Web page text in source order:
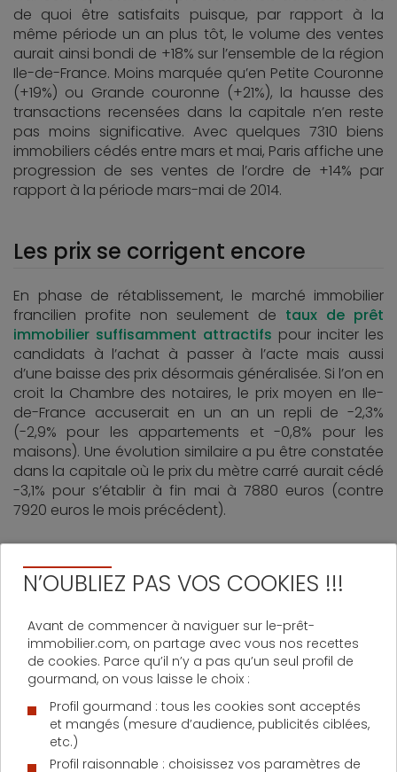
de quoi être satisfaits puisque, par rapport à la
même période un an plus tôt, le volume des ventes
aurait ainsi bondi de +18% sur l’ensemble de la région
Ile-de-France. Moins marquée qu’en Petite Couronne
(+19%) ou Grande couronne (+21%), la hausse des
transactions recensées dans la capitale n’en reste
pas moins significative. Avec quelques 7310 biens
immobiliers cédés entre mars et mai, Paris affiche une
progression de ses ventes de l’ordre de +14% par
rapport à la période mars-mai de 2014.
Les prix se corrigent encore
En phase de rétablissement, le marché immobilier
francilien profite non seulement de taux de prêt
immobilier suffisamment attractifs pour inciter les
candidats à l’achat à passer à l’acte mais aussi
d’une baisse des prix désormais généralisée. Si l’on en
croit la Chambre des notaires, le prix moyen en Ile-
de-France accuserait en un an un repli de -2,3%
(-2,9% pour les appartements et -0,8% pour les
maisons). Une évolution similaire a pu être constatée
dans la capitale où le prix du mètre carré aurait cédé
-3,1% pour s’établir à fin mai à 7880 euros (contre
7920 euros le mois précédent).
La hausse des prix attendue pour
la rentrée
Sur le front des prévisions à court terme, les notaires
tablent sur un retour à la hausse des prix alimenté
par un volume de ventes toujours en progression. A
Paris, face au retour des acheteurs, le prix des
logements anciens pourrait gagner +1,6% dès le mois
de septembre, repassant ainsi au-dessus de la barre
symbolique des 8000 euros le mètre carré (8030
N’OUBLIEZ PAS VOS COOKIES !!!
Avant de commencer à naviguer sur le-prêt-
immobilier.com, on partage avec vous nos recettes
de cookies. Parce qu’il n’y a pas qu’un seul profil de
gourmand, on vous laisse le choix :
Profil gourmand : tous les cookies sont acceptés
et mangés (mesure d’audience, publicités ciblées,
etc.)
Profil raisonnable : choisissez vos paramètres de